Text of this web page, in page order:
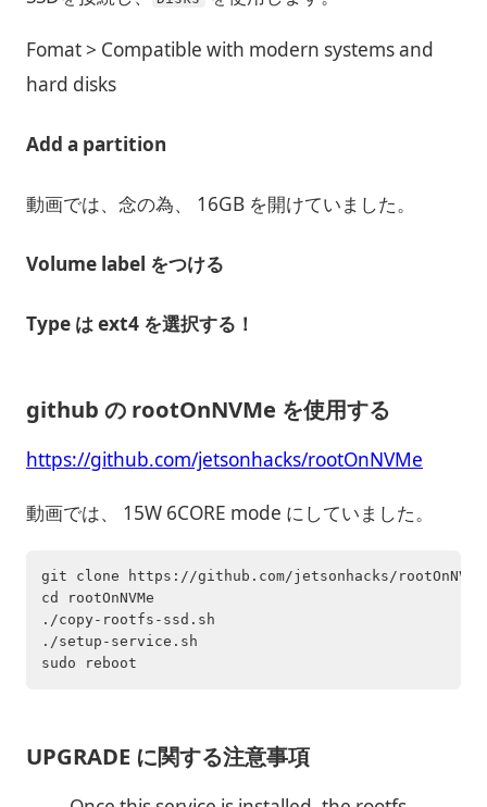
Fomat > Compatible with modern systems and
hard disks
Add a partition
動画では、念の為、 16GB を開けていました。
Volume label をつける
Type は ext4 を選択する！
github の rootOnNVMe を使用する
https://github.com/jetsonhacks/rootOnNVMe
動画では、 15W 6CORE mode にしていました。
git clone https://github.com/jetsonhacks/rootOnNVMe
cd rootOnNVMe
./copy-rootfs-ssd.sh
./setup-service.sh
sudo reboot
UPGRADE に関する注意事項